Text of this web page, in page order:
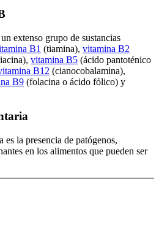
extenso grupo de sustancias
B1 (tiamina), vitamina B2
vitamina B5 (ácido pantoténico
B12 (cianocobalamina),
B9 (folacina o ácido fólico) y
la presencia de patógenos,
en los alimentos que pueden ser